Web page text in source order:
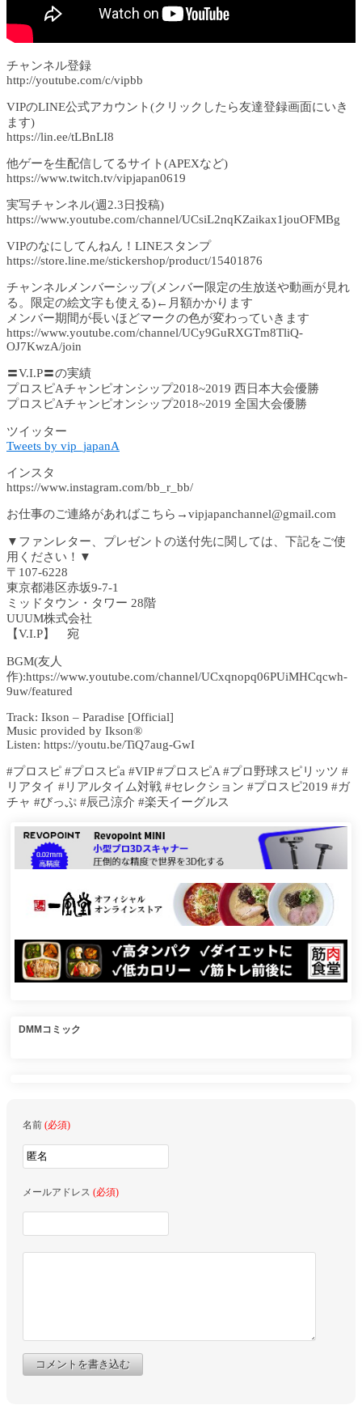
チャンネル登録
http://youtube.com/c/vipbb
VIPのLINE公式アカウント(クリックしたら友達登録画面にいき
ます)
https://lin.ee/tLBnLI8
他ゲーを生配信してるサイト(APEXなど)
https://www.twitch.tv/vipjapan0619
実写チャンネル(週2.3日投稿)
https://www.youtube.com/channel/UCsiL2nqKZaikax1jouOFMBg
VIPのなにしてんねん！LINEスタンプ
https://store.line.me/stickershop/product/15401876
チャンネルメンバーシップ(メンバー限定の生放送や動画が見れ
る。限定の絵文字も使える)←月額かかります
メンバー期間が長いほどマークの色が変わっていきます
https://www.youtube.com/channel/UCy9GuRXGTm8TliQ-
OJ7KwzA/join
〓V.I.P〓の実績
プロスピAチャンピオンシップ2018~2019 西日本大会優勝
プロスピAチャンピオンシップ2018~2019 全国大会優勝
ツイッター
Tweets by vip_japanA
インスタ
https://www.instagram.com/bb_r_bb/
お仕事のご連絡があればこちら→vipjapanchannel@gmail.com
▼ファンレター、プレゼントの送付先に関しては、下記をご使
用ください！▼
〒107-6228
東京都港区赤坂9-7-1
ミッドタウン・タワー 28階
UUUM株式会社
【V.I.P】 宛
BGM(友人
作):https://www.youtube.com/channel/UCxqnopq06PUiMHCqcwh-
9uw/featured
Track: Ikson – Paradise [Official]
Music provided by Ikson®
Listen: https://youtu.be/TiQ7aug-GwI
#プロスピ #プロスピa #VIP #プロスピA #プロ野球スピリッツ #
リアタイ #リアルタイム対戦 #セレクション #プロスピ2019 #ガ
チャ #びっぷ #辰己涼介 #楽天イーグルス
DMMコミック
名前 (必須)
メールアドレス (必須)
コメントを書き込む